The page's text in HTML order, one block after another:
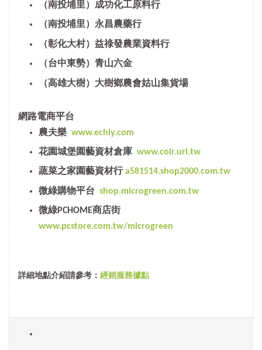
（南投埔里）成功化工原料行
（南投埔里）永昌農藥行
（彰化大村）益祿發農業資料行
（台中東勢）青山六金
（高雄大樹）大樹鄉農會姑山集貨場
網路電商平台
農夫樂 www.echiy.com
花園城堡園藝資材倉庫 www.coir.url.tw
蔬菜之家園藝資材行a581514.shop2000.com.tw
微綠購物平台 shop.microgreen.com.tw
微綠PCHOME商店街
www.pcstore.com.tw/microgreen
詳細地點介紹請參考： 經銷服務據點